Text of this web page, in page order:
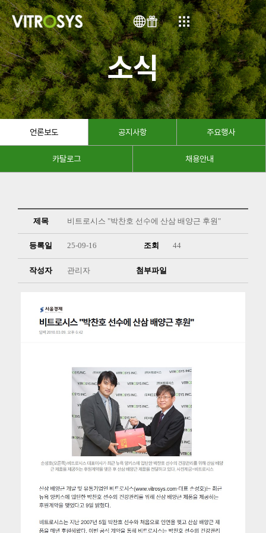
VN
소식
언론보도 공지사항 주요행사
카탈로그 채용안내
제목 비트로시스 "박찬호 선수에 산삼 배양근 후원"
등록일 25-09-16 조회 44
작성자 관리자 첨부파일